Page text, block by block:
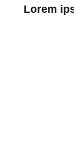
Lorem